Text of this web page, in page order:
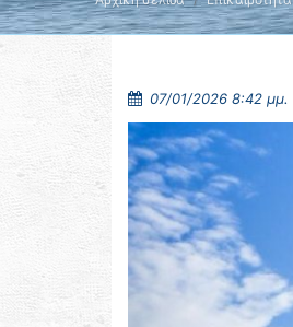
07/01/2026 8:42 μμ.